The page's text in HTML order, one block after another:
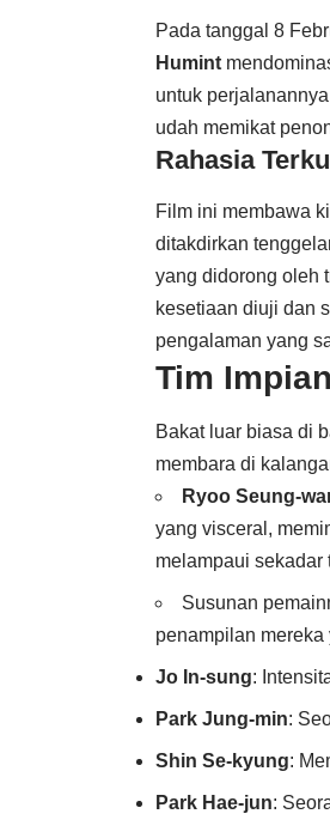
Pada tanggal 8
Humint
untuk
udah memikat
Rahasia
Film ini membawa
ditakdirkan
yang didorong oleh
kesetiaan diuji dan
pengalaman yang
Tim
Bakat luar biasa di
membara di
Ryoo Seung-
yang visceral,
melampaui sekadar
Susunan
penampilan mereka
Jo In-sung:
Park Jung-min:
Shin Se-kyung:
Park Hae-jun: